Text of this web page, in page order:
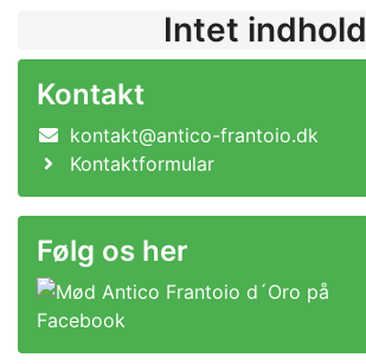
Intet indhold
Kontakt
kontakt@antico-frantoio.dk
Kontaktformular
Følg os her